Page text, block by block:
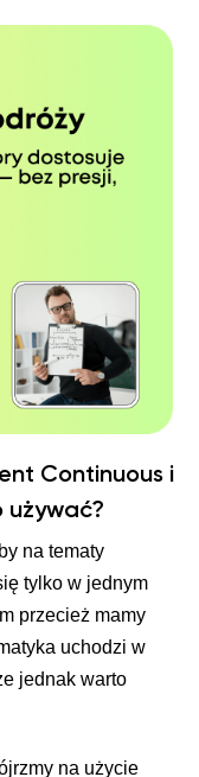
Continuous i
używać?
na tematy
tylko w jednym
przecież mamy
uchodzi w
jednak warto
na użycie